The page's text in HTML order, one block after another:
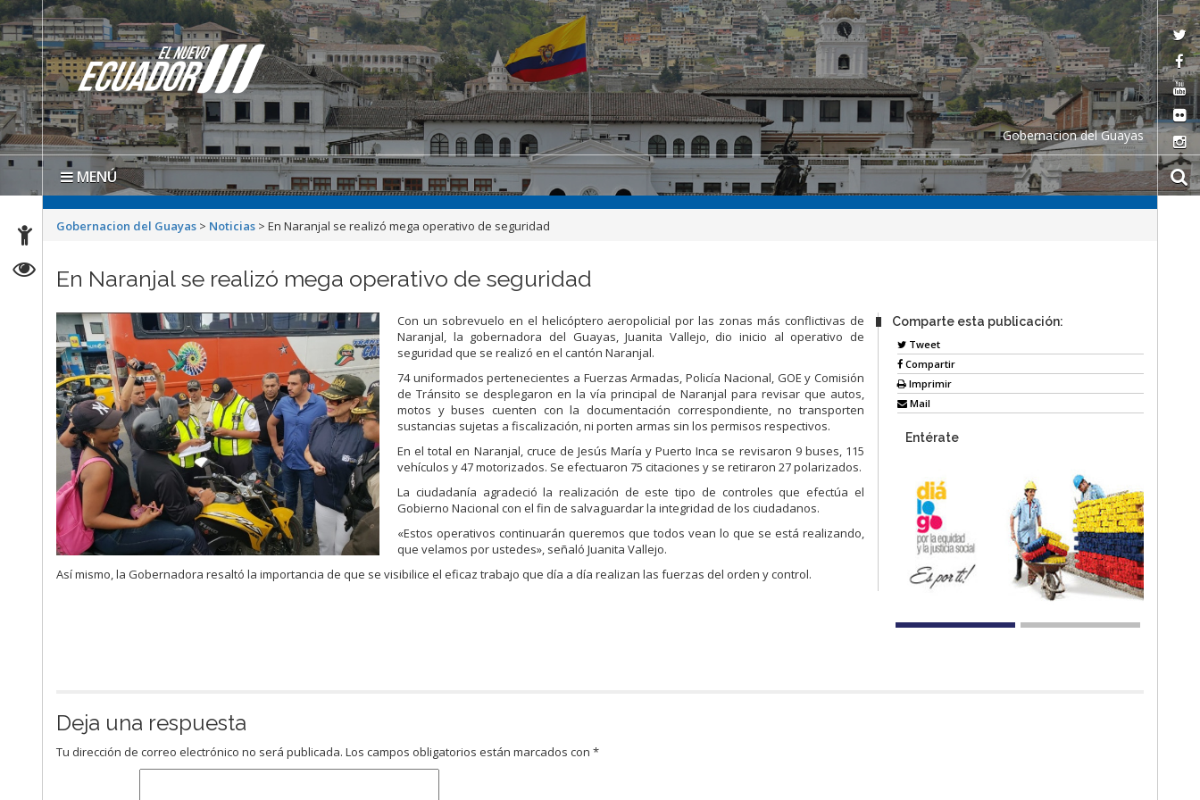
Gobernacion del Guayas
MENÚ
Gobernacion del Guayas > Noticias >En Naranjal se realizó mega operativo de seguridad
En Naranjal se realizó mega operativo de seguridad
Con un sobrevuelo en el helicóptero aeropolicial por las zonas más conflictivas de
Naranjal, la gobernadora del Guayas, Juanita Vallejo, dio inicio al operativo de
seguridad que se realizó en el cantón Naranjal.
74 uniformados pertenecientes a Fuerzas Armadas, Policía Nacional, GOE y Comisión
de Tránsito se desplegaron en la vía principal de Naranjal para revisar que autos,
motos y buses cuenten con la documentación correspondiente, no transporten
sustancias sujetas a fiscalización, ni porten armas sin los permisos respectivos.
En el total en Naranjal, cruce de Jesús María y Puerto Inca se revisaron 9 buses, 115
vehículos y 47 motorizados. Se efectuaron 75 citaciones y se retiraron 27 polarizados.
La ciudadanía agradeció la realización de este tipo de controles que efectúa el
Gobierno Nacional con el fin de salvaguardar la integridad de los ciudadanos.
«Estos operativos continuarán queremos que todos vean lo que se está realizando,
que velamos por ustedes», señaló Juanita Vallejo.
Así mismo, la Gobernadora resaltó la importancia de que se visibilice el eficaz trabajo que día a día realizan las fuerzas del orden y control.
Comparte esta publicación:
Tweet
Compartir
Imprimir
Mail
Entérate
Deja una respuesta
Tu dirección de correo electrónico no será publicada. Los campos obligatorios están marcados con*